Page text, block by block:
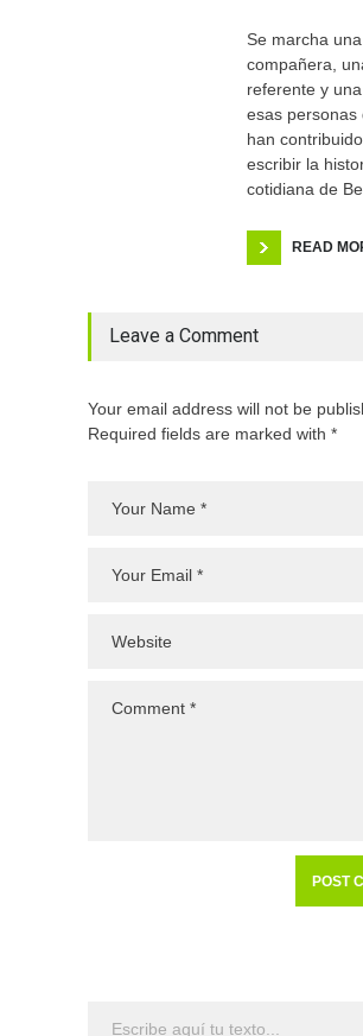
Se marcha una
compañera,
referente y
esas personas
han
escribir la
cotidiana de
READ
Leave a Comment
Your email address will not be
Required fields are marked with *